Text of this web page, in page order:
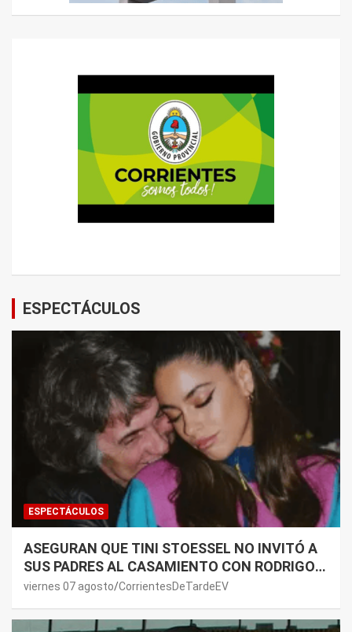
ESPECTÁCULOS
ESPECTÁCULOS
ASEGURAN QUE TINI STOESSEL NO INVITÓ A
SUS PADRES AL CASAMIENTO CON RODRIGO
DE PAUL: LOS MOTIVOS
viernes 07 agosto CorrientesDeTardeEV